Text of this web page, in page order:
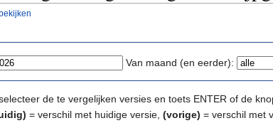
Van maand (en eerder):
de te vergelijken versies en toets ENTER of de
= verschil met huidige versie, (vorige) = verschil met